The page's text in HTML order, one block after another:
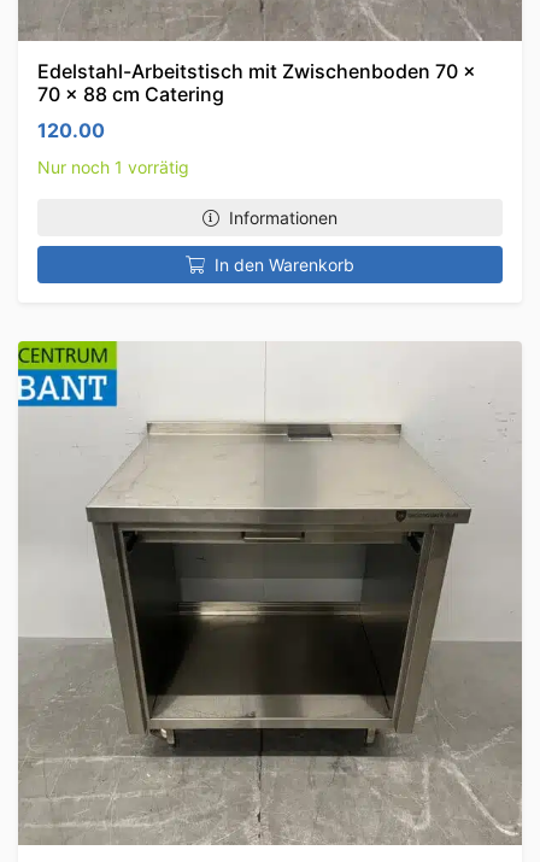
Edelstahl-Arbeitstisch mit Zwischenboden 70 x
70 x 88 cm Catering
120.00
Nur noch 1 vorrätig
Informationen
In den Warenkorb